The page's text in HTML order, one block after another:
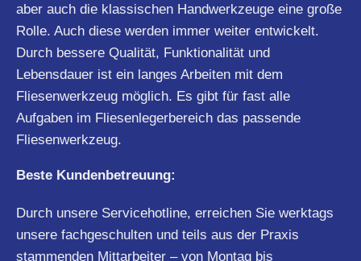
aber auch die klassischen Handwerkzeuge eine große
Rolle. Auch diese werden immer weiter entwickelt.
Durch bessere Qualität, Funktionalität und
Lebensdauer ist ein langes Arbeiten mit dem
Fliesenwerkzeug möglich. Es gibt für fast alle
Aufgaben im Fliesenlegerbereich das passende
Fliesenwerkzeug.
Beste Kundenbetreuung:
Durch unsere Servicehotline, erreichen Sie werktags
unsere fachgeschulten und teils aus der Praxis
stammenden Mittarbeiter – von Montag bis